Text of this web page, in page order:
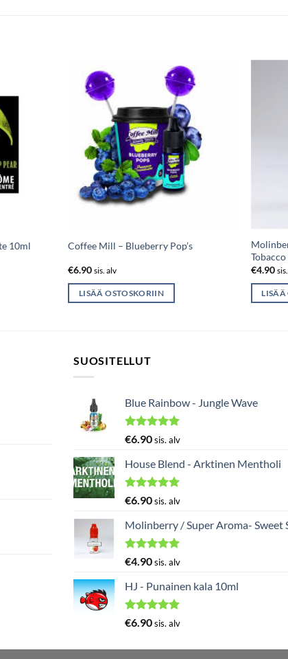
10ml Coffee Mill – Blueberry Pop’s
€6.90 sis. alv
LISÄÄ OSTOSKORIIN
€4.90
LISÄÄ
SUOSITELLUT
Blue Rainbow - Jungle Wave
Arvostelu
5.00
/ 5
€6.90sis. alv
House Blend - Arktinen Mentholi
Arvostelu
5.00/ 5
€6.90sis. alv
Molinberry / Super Aroma- Sweet
Arvostelu
5.00
/ 5
€4.90sis. alv
HJ - Punainen kala 10ml
Arvostelu
€6.90sis. alv